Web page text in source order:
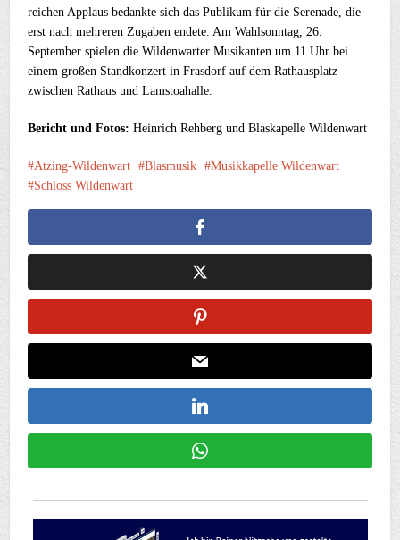
reichen Applaus bedankte sich das Publikum für die Serenade, die
erst nach mehreren Zugaben endete. Am Wahlsonntag, 26.
September spielen die Wildenwarter Musikanten um 11 Uhr bei
einem großen Standkonzert in Frasdorf auf dem Rathausplatz
zwischen Rathaus und Lamstoahalle.
Bericht und Fotos: Heinrich Rehberg und Blaskapelle Wildenwart
Atzing-Wildenwart Blasmusik
Musikkapelle Wildenwart
Schloss Wildenwart